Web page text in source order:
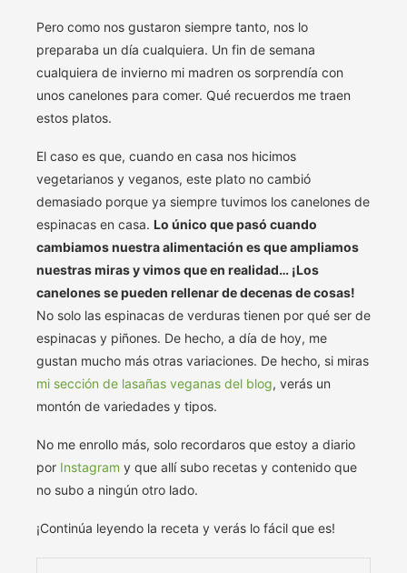
Pero como nos gustaron siempre tanto, nos lo
preparaba un día cualquiera. Un fin de semana
cualquiera de invierno mi madren os sorprendía con
unos canelones para comer. Qué recuerdos me traen
estos platos.
El caso es que, cuando en casa nos hicimos
vegetarianos y veganos, este plato no cambió
demasiado porque ya siempre tuvimos los canelones de
espinacas en casa. Lo único que pasó cuando
cambiamos nuestra alimentación es que ampliamos
nuestras miras y vimos que en realidad… ¡Los
canelones se pueden rellenar de decenas de cosas!
No solo las espinacas de verduras tienen por qué ser de
espinacas y piñones. De hecho, a día de hoy, me
gustan mucho más otras variaciones. De hecho, si miras
mi sección de lasañas veganas del blog, verás un
montón de variedades y tipos.
No me enrollo más, solo recordaros que estoy a diario
por Instagram y que allí subo recetas y contenido que
no subo a ningún otro lado.
¡Continúa leyendo la receta y verás lo fácil que es!